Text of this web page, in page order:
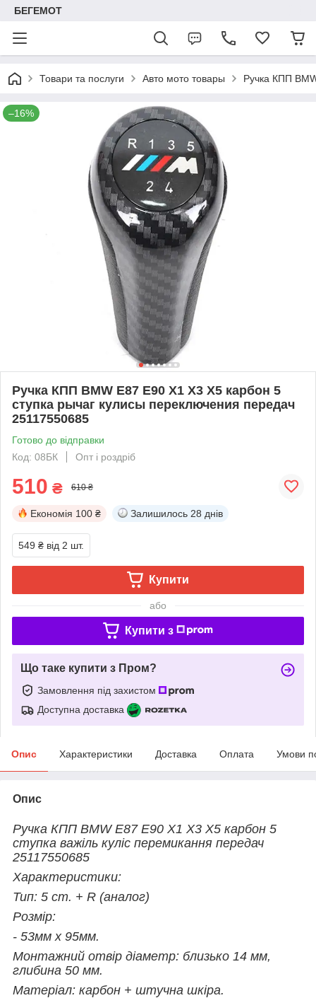
БЕГЕМОТ
Товари та послуги Авто мото товары Ручка КПП
–16%
Ручка КПП BMW E87 E90 X1 X3 X5 карбон 5
ступка рычаг кулисы переключения передач
25117550685
Готово до відправки
Код: 08БК
Опт і роздріб
510 ₴ 610 ₴
Економія 100 ₴ Залишилось 28 днів
549 ₴ від 2 шт.
Купити
або
Купити з
Що таке купити з Пром?
Замовлення під захистом
Доступна доставка
Опис Характеристики Доставка Оплата Умови
Опис
Ручка КПП BMW E87 E90 X1 X3 X5 карбон 5
ступка важіль куліс перемикання передач
25117550685
Характеристики:
Тип: 5 ст. + R (аналог)
Розмір:
- 53мм х 95мм.
Монтажний отвір діаметр: близько 14 мм,
глибина 50 мм.
Матеріал: карбон + штучна шкіра.